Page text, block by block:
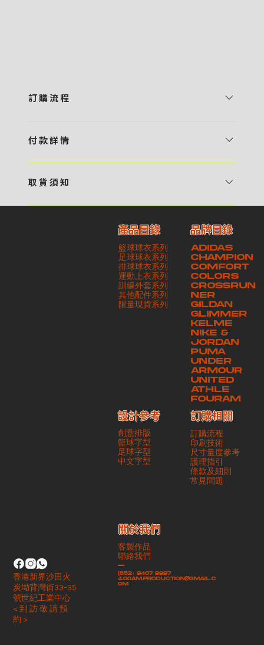
訂 購 流 程
預 約 〉，參看官網上的商品目錄和作品照片去選擇心儀的款式，同時可
報價 貴客可透過電郵方式或 WhatsApp 平台提交定製資料，4AM 團
相關價目，貴客最終確認後將獲取正式完整單據，請安排繳付貨款訂金以
啟動貨品製作 4 / 商品印製 訂金核實後，4AM 團隊將隨即開始製作 5
/ 貨品提取 商品製作完成後，4AM 團隊將聯絡貴客安排貨款餘額及提取
貨品。貴客可選擇最適合的付款方式以及取貨安排
付 款 詳 情
・ Payme ・ 現金機入數 ・ 銀行櫃檯入數 ・ ATM自動櫃員機轉帳 ・
交易單據。如貴客欲更改電郵地址，請與 4AM 團隊聯絡 - 貴客的付款
記錄可透過電郵 或 WhatsApp平台（ 請註明訂單編號 ）交予4AM 團
隊核實有關款項 - 任何轉帳或換匯交易手續費等額外費用，一概不歸屬
本公司之責任 - 貴客請於收獲本公司正式訂購單據後 3 個工作天內安排
付款。如未能按期繳付所需款項，貴客須緻交因逾期所衍生之額外行政費
取 貨 須 知
請與4AM團隊職員聯絡預約取貨時間｜​ ・ GoGoVan ｜即日完成配送
服務｜運費由貴客現金支付司機｜ ・ 順豐速運 ｜貨件運送需要多於2－
3個工作天｜到付｜​ - 貴客請於貨品可取日起之 10 個工作天內安排提取
貨品，如逾期未取，本公司將不予保存相關貨品。有關貨款訂金將不予歸
還，貴客仍須負責貨款餘額 - 貴客請於收貨時小心核對貨品數量及檢查
貨品品質 - 基於 S.F. Express / GoGoVan 等託運商為第三方服務，
本公司將保證貨品安全到達第三方手中。如第三方在運送過程中引致任何
有關貨品之遺失、損毀、誤投或運送延誤，本公司一律不負責
產品目錄
籃球球衣系列
足球球衣系列
排球球衣系列
運動上衣系列
訓練外套系列
其他配件系列
​限量現貨系列
ADIDAS
CHAMPION
COMFORT
COLORS
CROSSRUN
NER
GILDAN
GLIMMER
KELME
NIKE &
JORDAN
PUMA
UNDER
ARMOUR
UNITED
ATHLE
FOURAM
品牌目錄
創意排版
籃球字型
足球字型
​中文字型
設計參考
訂購流程
印刷技術
尺寸量度參考
護理指引
條款及細則
​常見問題
訂購相關
客製作品
聯絡我們
-
(852）9407 9997
4.00am.production@gmail.c
om
​關於我們
香港新界沙田火
炭坳背灣街33-35
號世紀工業中心
< 到 訪 敬 請 預
約 >